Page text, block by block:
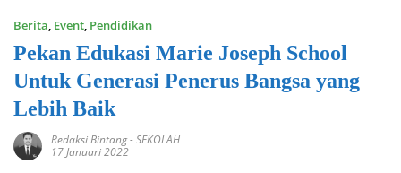
Berita, Event, Pendidikan
Pekan Edukasi Marie Joseph School
Untuk Generasi Penerus Bangsa yang
Lebih Baik
Redaksi Bintang-SEKOLAH
17 Januari 2022